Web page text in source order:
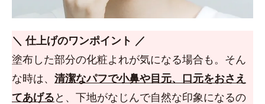
＼ 仕上げのワンポイント ／
塗布した部分の化粧よれが気になる場合も。そん
な時は、 清潔なパフで小鼻や目元、口元をおさえ
てあげると、下地がなじんで自然な印象になるの